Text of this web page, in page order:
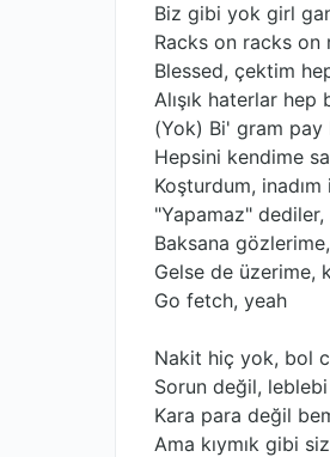
Biz gibi yok girl
Racks on racks on
Blessed, çektim
Alışık haterlar
(Yok) Bi' gram pay
Hepsini kendime
Koşturdum, inadım
"Yapamaz" dediler,
Baksana
Gelse de üzerime,
Go fetch, yeah
Nakit hiç yok, bol
Sorun değil,
Kara para değil
Ama kıymık gibi